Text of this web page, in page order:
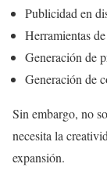
Publicidad en
Herramientas
Generación de
Generación de
Sin embargo, no
necesita la
expansión.